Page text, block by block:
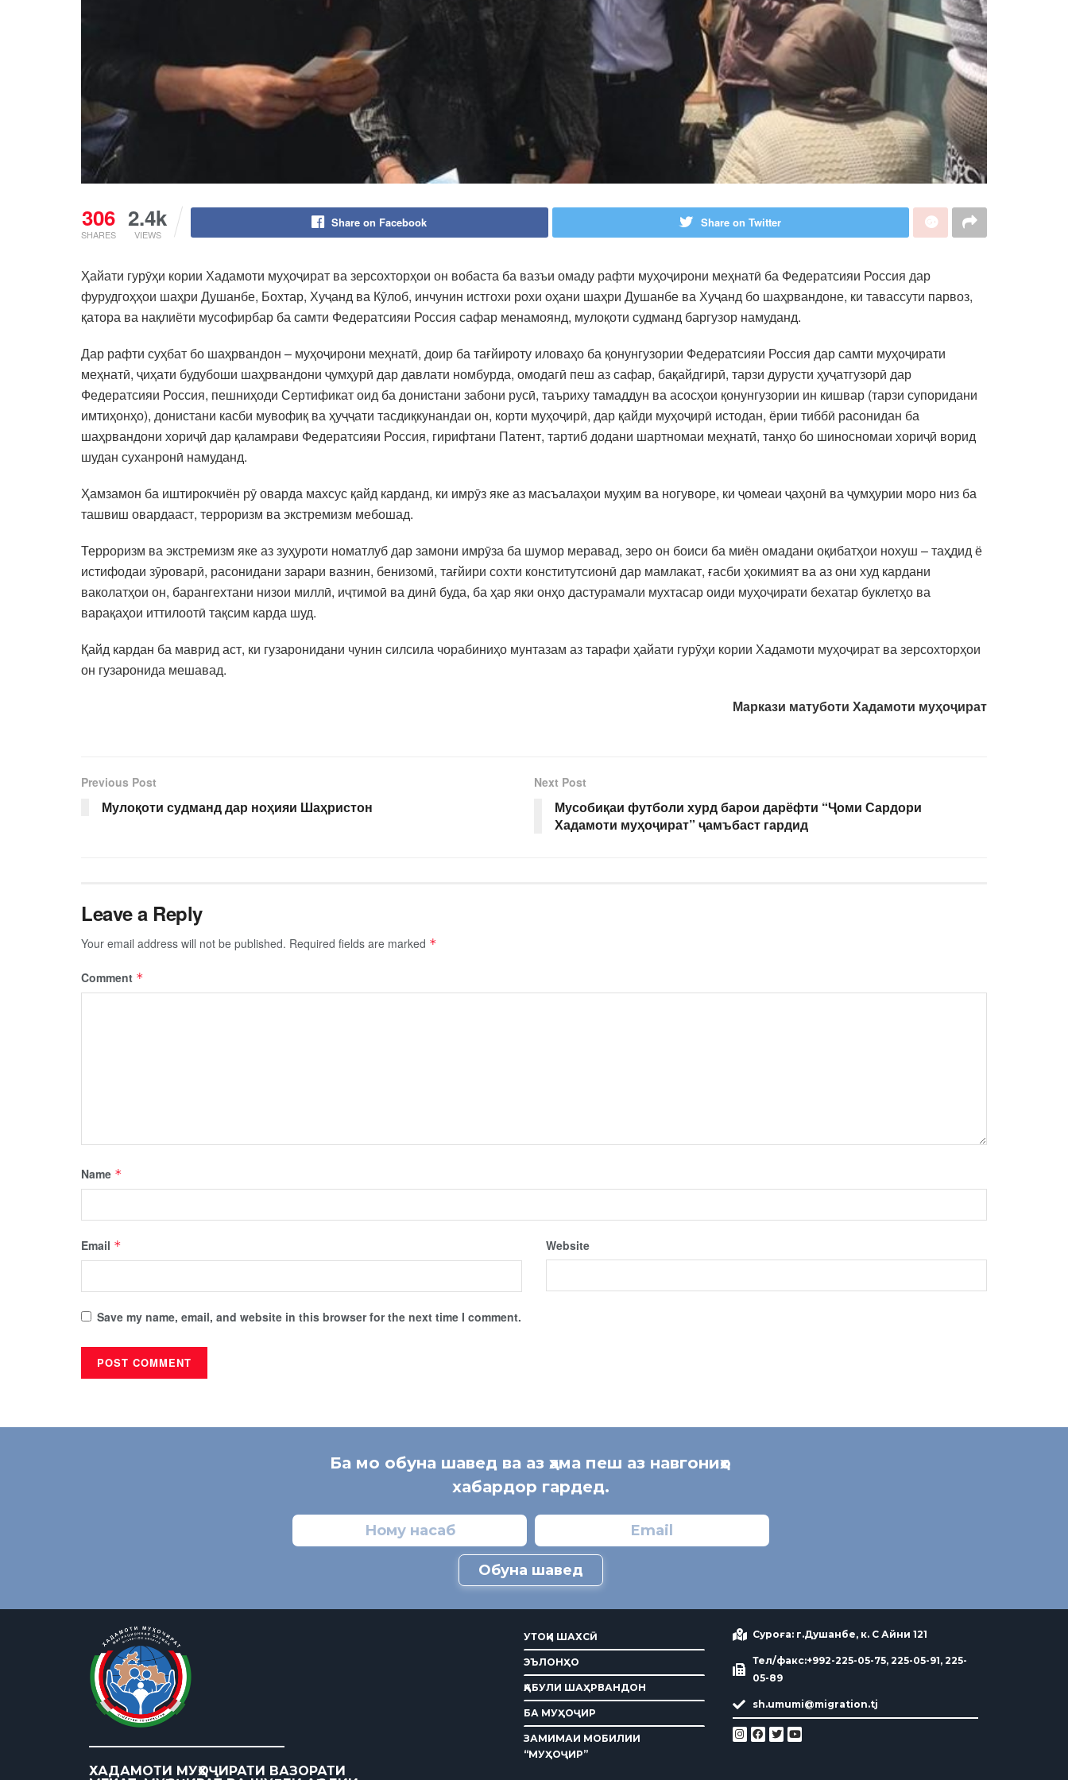
306
SHARES
2.4k
VIEWS
Share on Facebook Share on Twitter
Ҳайати гурӯҳи кории Хадамоти муҳоҷират ва зерсохторҳои он вобаста ба вазъи омаду рафти муҳоҷирони меҳнатӣ ба Федератсияи Россия дар
фурудгоҳҳои шаҳри Душанбе, Бохтар, Хуҷанд ва Кӯлоб, инчунин истгохи рохи оҳани шаҳри Душанбе ва Хуҷанд бо шаҳрвандоне, ки тавассути парвоз,
қатора ва нақлиёти мусофирбар ба самти Федератсияи Россия сафар менамоянд, мулоқоти судманд баргузор намуданд.
Дар рафти суҳбат бо шаҳрвандон – муҳоҷирони меҳнатӣ, доир ба тағйироту иловаҳо ба қонунгузории Федератсияи Россия дар самти муҳоҷирати
меҳнатӣ, ҷиҳати будубоши шаҳрвандони ҷумҳурӣ дар давлати номбурда, омодагӣ пеш аз сафар, бақайдгирӣ, тарзи дурусти ҳуҷатгузорӣ дар
Федератсияи Россия, пешниҳоди Сертификат оид ба донистани забони русӣ, таъриху тамаддун ва асосҳои қонунгузории ин кишвар (тарзи супоридани
имтиҳонҳо), донистани касби мувофиқ ва ҳуҷҷати тасдиқкунандаи он, корти муҳоҷирӣ, дар қайди муҳоҷирӣ истодан, ёрии тиббӣ расонидан ба
шаҳрвандони хориҷӣ дар қаламрави Федератсияи Россия, гирифтани Патент, тартиб додани шартномаи меҳнатӣ, танҳо бо шиносномаи хориҷӣ ворид
шудан суханронӣ намуданд.
Ҳамзамон ба иштирокчиён рӯ оварда махсус қайд карданд, ки имрӯз яке аз масъалаҳои муҳим ва ногуворе, ки ҷомеаи ҷаҳонӣ ва ҷумҳурии моро низ ба
ташвиш овардааст, терроризм ва экстремизм мебошад.
Терроризм ва экстремизм яке аз зуҳуроти номатлуб дар замони имрӯза ба шумор меравад, зеро он боиси ба миён омадани оқибатҳои нохуш – таҳдид ё
истифодаи зӯроварӣ, расонидани зарари вазнин, бенизомӣ, тағйири сохти конститутсионӣ дар мамлакат, ғасби ҳокимият ва аз они худ кардани
ваколатҳои он, барангехтани низои миллӣ, иҷтимоӣ ва динӣ буда, ба ҳар яки онҳо дастурамали мухтасар оиди муҳоҷирати бехатар буклетҳо ва
варақаҳои иттилоотӣ тақсим карда шуд.
Қайд кардан ба маврид аст, ки гузаронидани чунин силсила чорабиниҳо мунтазам аз тарафи ҳайати гурӯҳи кории Хадамоти муҳоҷират ва зерсохторҳои
он гузаронида мешавад.
Маркази матуботи Хадамоти муҳоҷират
Previous Post
Мулоқоти судманд дар ноҳияи Шаҳристон
Next Post
Мусобиқаи футболи хурд барои дарёфти “Ҷоми Сардори
Хадамоти муҳоҷират” ҷамъбаст гардид
Leave a Reply
Your email address will not be published. Required fields are marked *
Comment *
Name *
Email * Website
Save my name, email, and website in this browser for the next time I comment.
Ба мо обуна шавед ва аз ҳама пеш аз навгониҳо
хабардор гардед.
Обуна шавед
ХАДАМОТИ МУҲОҶИРАТИ ВАЗОРАТИ
УТОҚИ ШАХСӢ
ЭЪЛОНҲО
ҚАБУЛИ ШАҲРВАНДОН
БА МУҲОҶИР
ЗАМИМАИ МОБИЛИИ
“МУҲОҶИР”
Суроға: г.Душанбе, к. С Айни 121
Тел/факс:+992-225-05-75, 225-05-91, 225-
05-89
sh.umumi@migration.tj